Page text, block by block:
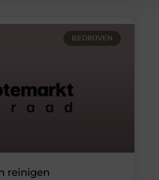
BEDRIJVEN
reinigen